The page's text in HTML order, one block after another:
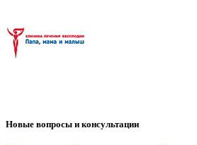
Новые вопросы и консультации